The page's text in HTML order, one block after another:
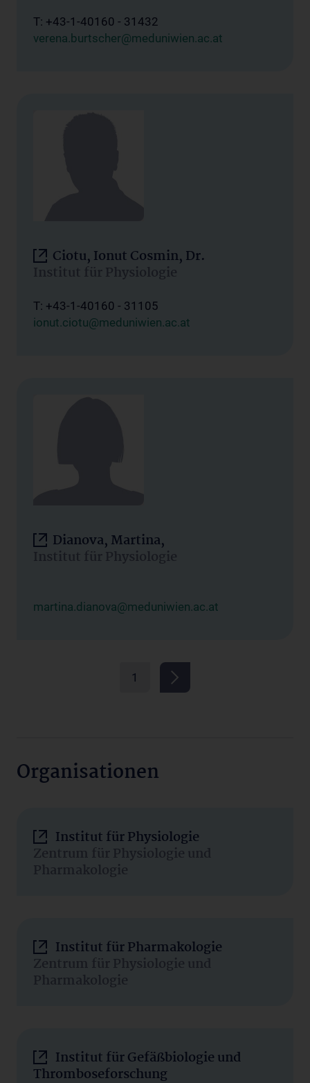
T: +43-1-40160 - 31432
verena.burtscher@meduniwien.ac.at
Ciotu, Ionut Cosmin, Dr.
Institut für Physiologie
T: +43-1-40160 - 31105
ionut.ciotu@meduniwien.ac.at
Dianova, Martina,
Institut für Physiologie
martina.dianova@meduniwien.ac.at
1
Organisationen
Institut für Physiologie
Zentrum für Physiologie und
Pharmakologie
Institut für Pharmakologie
Zentrum für Physiologie und
Pharmakologie
Institut für Gefäßbiologie und
Thromboseforschung